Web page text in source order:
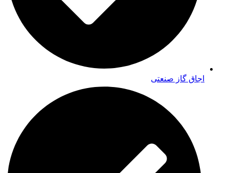
اجاق گاز صنعتی